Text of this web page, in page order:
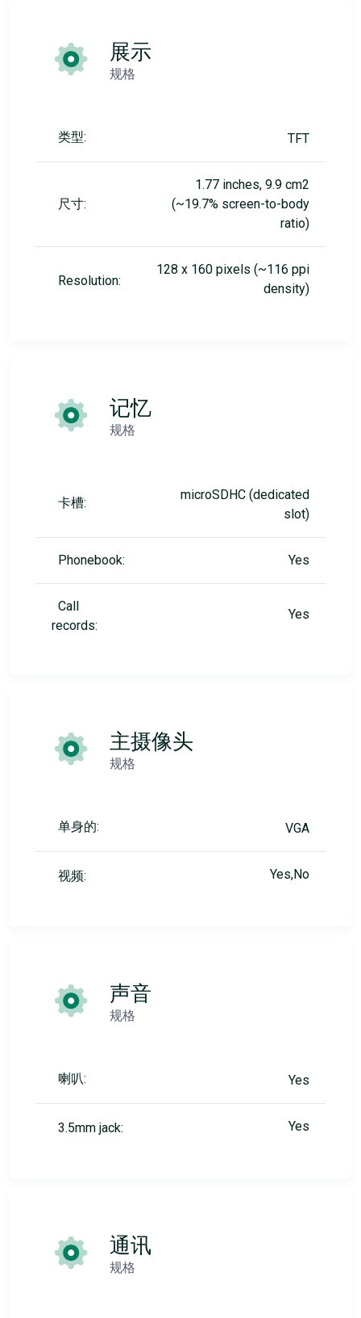
展示
规格
类型: TFT
尺寸:
1.77 inches, 9.9 cm2
(~19.7% screen-to-body
ratio)
Resolution:
128 x 160 pixels (~116 ppi
density)
记忆
规格
卡槽:
microSDHC (dedicated
slot)
Phonebook: Yes
Call
records:
Yes
主摄像头
规格
单身的: VGA
视频: Yes,No
声音
规格
喇叭: Yes
3.5mm jack: Yes
通讯
规格